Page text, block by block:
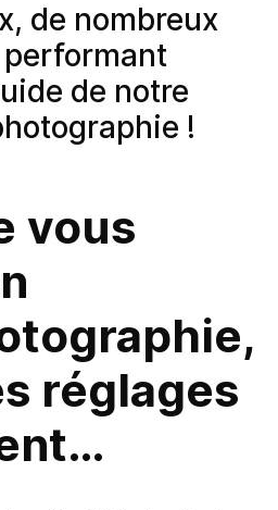
de nombreux
performant
de notre
!
vous
réglages